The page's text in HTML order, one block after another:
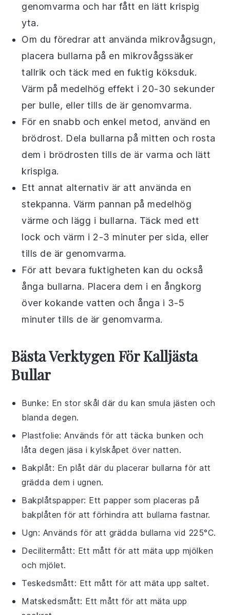
genomvarma och har fått en lätt krispig
yta.
Om du föredrar att använda mikrovågsugn,
placera bullarna på en mikrovågssäker
tallrik och täck med en fuktig köksduk.
Värm på medelhög effekt i 20-30 sekunder
per bulle, eller tills de är genomvarma.
För en snabb och enkel metod, använd en
brödrost. Dela bullarna på mitten och rosta
dem i brödrosten tills de är varma och lätt
krispiga.
Ett annat alternativ är att använda en
stekpanna. Värm pannan på medelhög
värme och lägg i bullarna. Täck med ett
lock och värm i 2-3 minuter per sida, eller
tills de är genomvarma.
För att bevara fuktigheten kan du också
ånga bullarna. Placera dem i en ångkorg
över kokande vatten och ånga i 3-5
minuter tills de är genomvarma.
Bästa Verktygen För Kalljästa
Bullar
Bunke: En stor skål där du kan smula jästen och
blanda degen.
Plastfolie: Används för att täcka bunken och
låta degen jäsa i kylskåpet över natten.
Bakplåt: En plåt där du placerar bullarna för att
grädda dem i ugnen.
Bakplåtspapper: Ett papper som placeras på
bakplåten för att förhindra att bullarna fastnar.
Ugn: Används för att grädda bullarna vid 225°C.
Decilitermått: Ett mått för att mäta upp mjölken
och mjölet.
Teskedsmått: Ett mått för att mäta upp saltet.
Matskedsmått: Ett mått för att mäta upp